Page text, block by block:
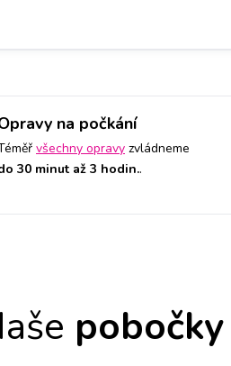
na počkání
všechny opravy zvládneme
30 minut až 3 hodin..
pobočky